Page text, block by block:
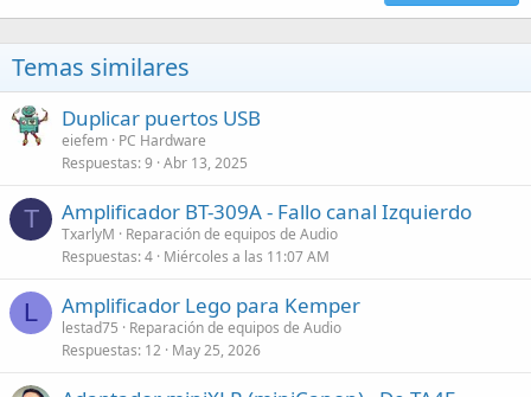
Temas similares
Duplicar puertos USB
eiefem PC Hardware
Respuestas 9 Abr 13, 2025
T Amplificador BT-309A - Fallo canal Izquierdo
TxarlyM
Reparación de equipos de Audio
Respuestas 4 Miércoles a las 11:07 AM
L Amplificador Lego para Kemper
lestad75
Reparación de equipos de Audio
Respuestas 12 May 25, 2026